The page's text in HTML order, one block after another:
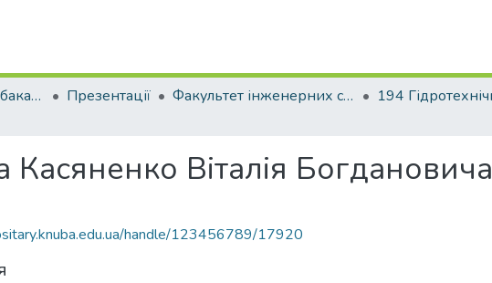
Атестаційні роботи бакалаврів Презентації Факультет інженерних систем та екології
Касяненко Віталія Богдановича
handle/123456789/17920